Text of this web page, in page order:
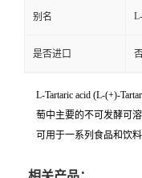
别名
是否进口
L-Tartaric acid (L-(+)-
萄中主要的不可发酵可
可用于一系列食品和饮